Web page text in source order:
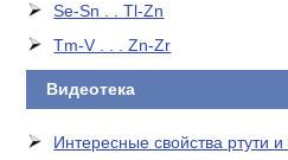
Se-Sn . . Tl-Zn
Tm-V . . . Zn-Zr
Видеотека
Интересные свойства ртути